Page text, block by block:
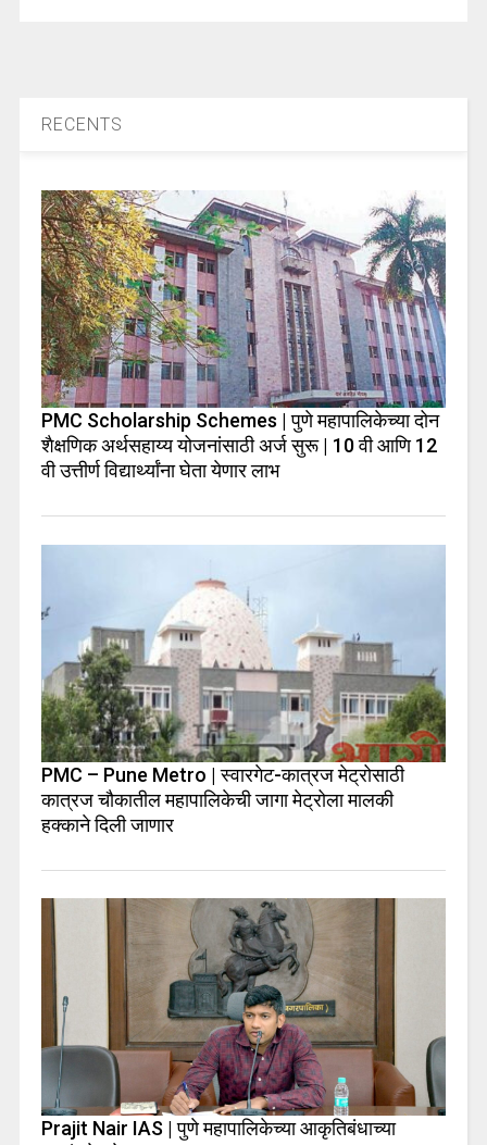
RECENTS
PMC Scholarship Schemes | पुणे महापालिकेच्या दोन
शैक्षणिक अर्थसहाय्य योजनांसाठी अर्ज सुरू | 10 वी आणि 12
वी उत्तीर्ण विद्यार्थ्यांना घेता येणार लाभ
PMC – Pune Metro | स्वारगेट-कात्रज मेट्रोसाठी
कात्रज चौकातील महापालिकेची जागा मेट्रोला मालकी
हक्काने दिली जाणार
Prajit Nair IAS | पुणे महापालिकेच्या आकृतिबंधाच्या